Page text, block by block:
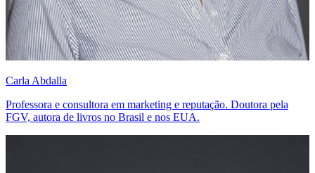
Carla Abdalla
Professora e consultora em marketing e reputação. Doutora pela
FGV, autora de livros no Brasil e nos EUA.